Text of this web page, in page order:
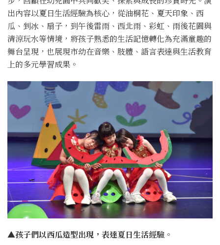
出內容以夏日生活經驗為核心，從油桐花、夏天印象、西
瓜、剉冰、扇子，到午後雷雨、西北雨、彩虹、雨後花園與
清涼玩水等情境，將孩子熟悉的生活記憶轉化為充滿童趣的
舞台呈現，也展現市幼在音樂、肢體、語言表達與生活教育
上的多元學習成果。
▲孩子們以西瓜造型出現，表達夏日生活經驗。